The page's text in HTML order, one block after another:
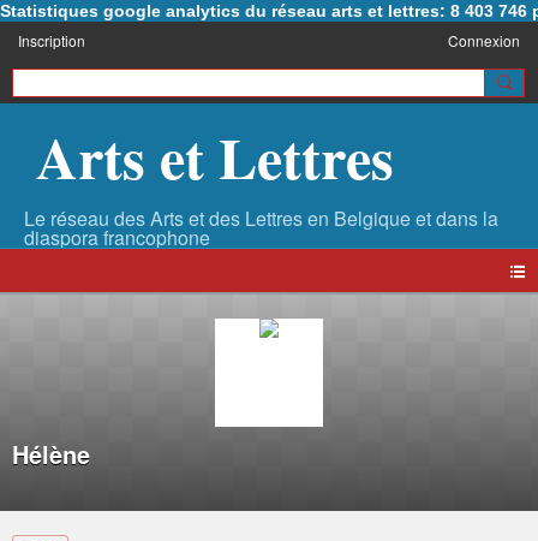
Statistiques google analytics du réseau arts et lettres: 8 403 746
Inscription Connexion
Arts et Lettres
Hélène